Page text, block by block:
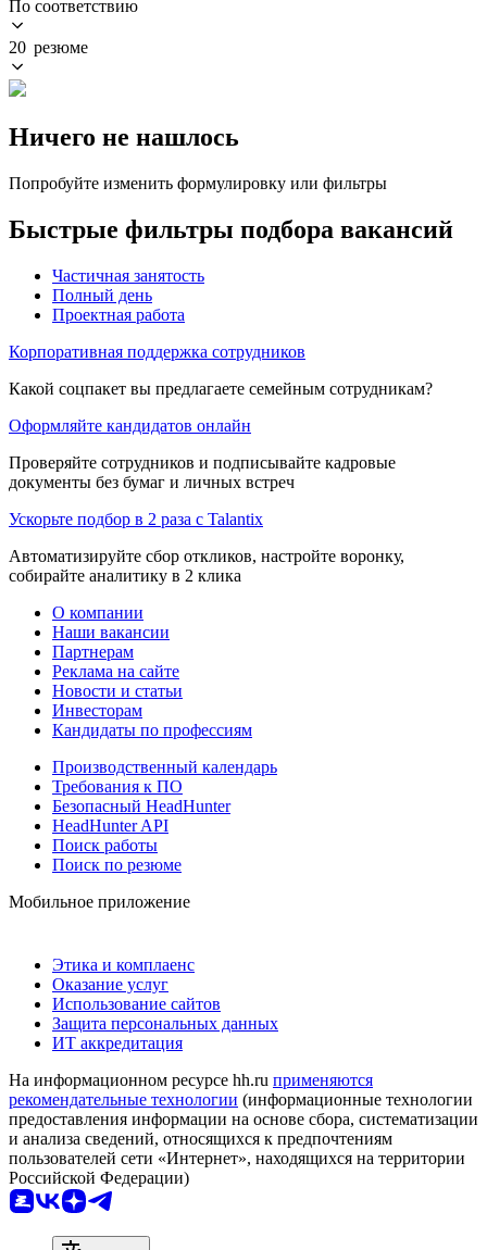
По соответствию
20 резюме
Ничего не нашлось
Попробуйте изменить формулировку или фильтры
Быстрые фильтры подбора вакансий
Частичная занятость
Полный день
Проектная работа
Корпоративная поддержка сотрудников
Какой соцпакет вы предлагаете семейным сотрудникам?
Оформляйте кандидатов онлайн
Проверяйте сотрудников и подписывайте кадровые
документы без бумаг и личных встреч
Ускорьте подбор в 2 раза с Talantix
Автоматизируйте сбор откликов, настройте воронку,
собирайте аналитику в 2 клика
О компании
Наши вакансии
Партнерам
Реклама на сайте
Новости и статьи
Инвесторам
Кандидаты по профессиям
Производственный календарь
Требования к ПО
Безопасный HeadHunter
HeadHunter API
Поиск работы
Поиск по резюме
Мобильное приложение
Этика и комплаенс
Оказание услуг
Использование сайтов
Защита персональных данных
ИТ аккредитация
На информационном ресурсе hh.ru применяются
рекомендательные технологии (информационные технологии
предоставления информации на основе сбора, систематизации
и анализа сведений, относящихся к предпочтениям
пользователей сети «Интернет», находящихся на территории
Российской Федерации)